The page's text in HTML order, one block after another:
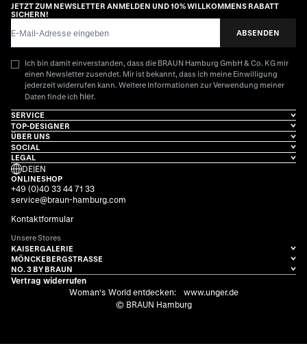
JETZT ZUM NEWSLETTER ANMELDEN UND 10% WILLKOMMENS RABATT
SICHERN!
ABSENDEN
Ich bin damit einverstanden, dass die BRAUN Hamburg GmbH & Co. KG mir
einen Newsletter zusendet. Mir ist bekannt, dass ich meine Einwilligung
jederzeit widerrufen kann. Weitere Informationen zur Verwendung meiner
Daten finde ich hier.
SERVICE
TOP-DESIGNER
ÜBER UNS
SOCIAL
LEGAL
DE|EN
ONLINESHOP
+49 (0)40 33 44 71 33
service@braun-hamburg.com
Kontaktformular
Unsere Stores
KAISERGALERIE
MÖNCKEBERGSTRASSE
NO. 3 BY BRAUN
Vertrag widerrufen
Woman's World entdecken:
www.unger.de
© BRAUN Hamburg